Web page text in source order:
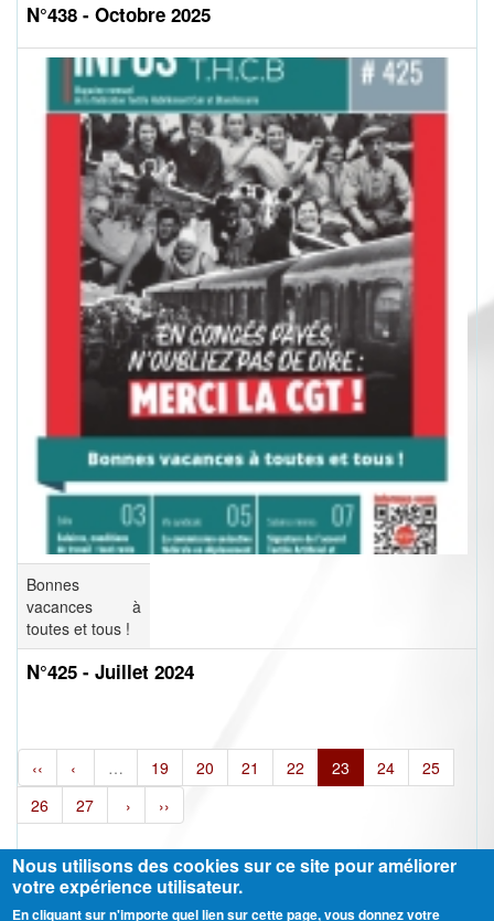
N°438 - Octobre 2025
Bonnes
vacances à
toutes et tous !
N°425 - Juillet 2024
‹‹ ‹ … 19 20 21 22 23 24
25
26
27 › ››
Nous utilisons des cookies sur ce site pour améliorer
votre expérience utilisateur.
En cliquant sur n'importe quel lien sur cette page, vous donnez votre